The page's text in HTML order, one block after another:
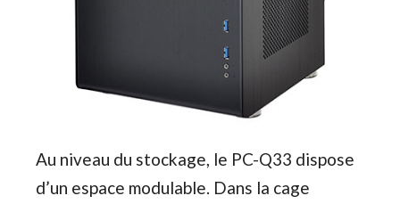
Au niveau du stockage, le PC-Q33 dispose
d’un espace modulable. Dans la cage